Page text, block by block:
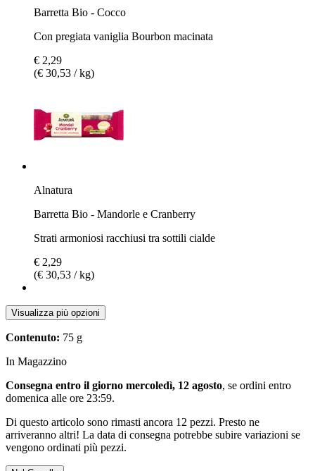
Barretta Bio - Cocco
Con pregiata vaniglia Bourbon macinata
€ 2,29
(€ 30,53 / kg)
Alnatura
Barretta Bio - Mandorle e Cranberry
Strati armoniosi racchiusi tra sottili cialde
€ 2,29
(€ 30,53 / kg)
Visualizza più opzioni
Contenuto: 75 g
In Magazzino
Consegna entro il giorno mercoledì, 12 agosto, se ordini entro
domenica alle ore 23:59.
Di questo articolo sono rimasti ancora 12 pezzi. Presto ne
arriveranno altri! La data di consegna potrebbe subire variazioni se
vengono ordinati più pezzi.